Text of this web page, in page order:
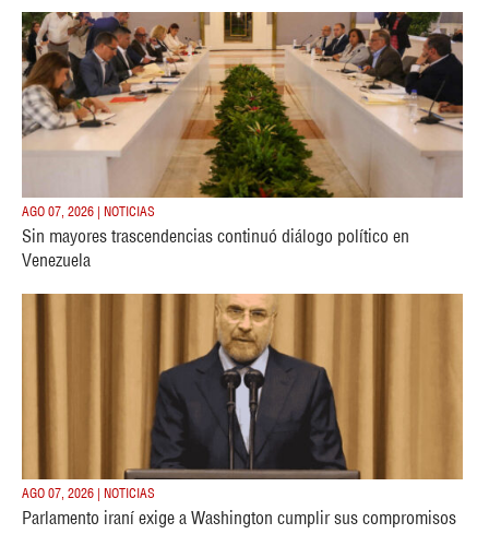
AGO 07, 2026 | NOTICIAS
Sin mayores trascendencias continuó diálogo político en
Venezuela
AGO 07, 2026 | NOTICIAS
Parlamento iraní exige a Washington cumplir sus compromisos